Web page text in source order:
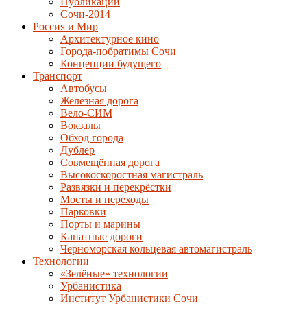
Сочи-2014
Россия и Мир
Архитектурное кино
Города-побратимы Сочи
Концепции будущего
Транспорт
Автобусы
Железная дорога
Вело-СИМ
Вокзалы
Обход города
Дублер
Совмещённая дорога
Высокоскоростная магистраль
Развязки и перекрёстки
Мосты и переходы
Парковки
Порты и марины
Канатные дороги
Черноморская кольцевая автомагистраль
Технологии
«Зелёные» технологии
Урбанистика
Институт Урбанистики Сочи